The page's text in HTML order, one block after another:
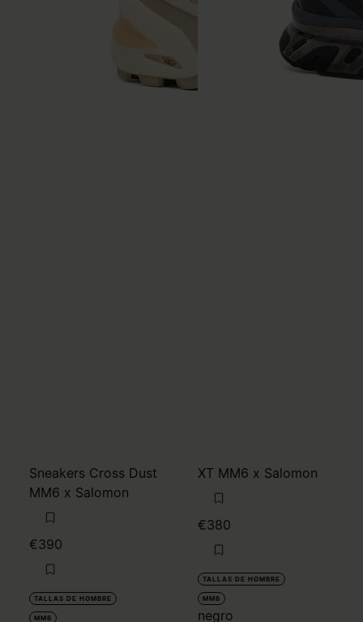
Sneakers Cross Dust
MM6 x Salomon
€390
TALLAS DE HOMBRE
MM6
XT MM6 x Salomon
€380
TALLAS DE HOMBRE
MM6
negro